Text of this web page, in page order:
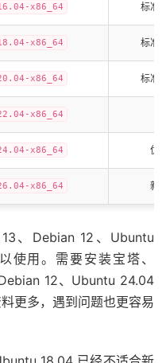
x86_64 标准
x86_64 标准
x86_64 标准
x86_64
x86_64 优
x86_64 新
、Debian 12、Ubuntu
使用。需要安装宝塔、
12、Ubuntu 24.04
更多，遇到问题也更容易